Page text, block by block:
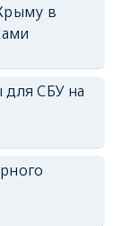
в
СБУ на